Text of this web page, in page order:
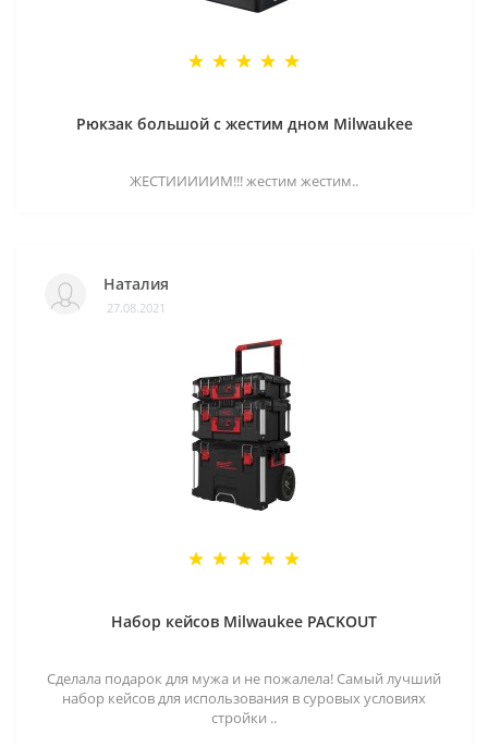
Рюкзак большой с жестим дном Milwaukee
ЖЕСТИИИИИМ!!! жестим жестим..
Наталия
27.08.2021
Набор кейсов Milwaukee PACKOUT
Сделала подарок для мужа и не пожалела! Самый лучший
набор кейсов для использования в суровых условиях
стройки ..